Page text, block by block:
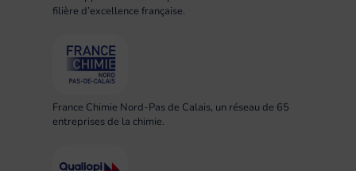
filière d’excellence française.
France Chimie Nord-Pas de Calais, un réseau de 65
entreprises de la chimie.